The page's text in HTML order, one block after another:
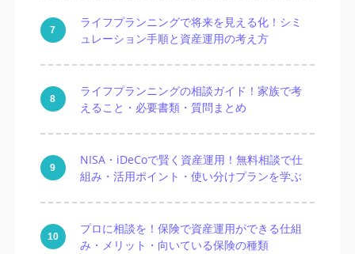
ライフプランニングで将来を見える化！シミ
ュレーション手順と資産運用の考え方
ライフプランニングの相談ガイド！家族で考
えること・必要書類・質問まとめ
NISA・iDeCoで賢く資産運用！無料相談で仕
組み・活用ポイント・使い分けプランを学ぶ
プロに相談を！保険で資産運用ができる仕組
み・メリット・向いている保険の種類